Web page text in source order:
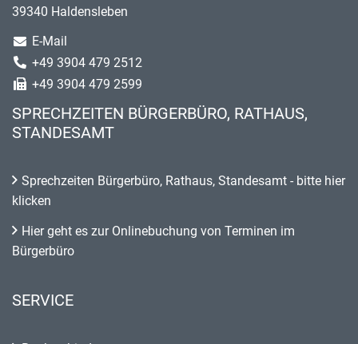
39340 Haldensleben
E-Mail
+49 3904 479 2512
+49 3904 479 2599
SPRECHZEITEN BÜRGERBÜRO, RATHAUS,
STANDESAMT
Sprechzeiten Bürgerbüro, Rathaus, Standesamt - bitte hier
klicken
Hier geht es zur Onlinebuchung von Terminen im
Bürgerbüro
SERVICE